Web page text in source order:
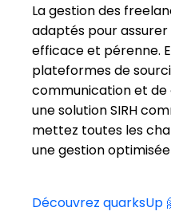
La gestion des
adaptés pour
efficace et pérenne.
plateformes de
communication et
une solution SIRH
mettez toutes les
une gestion
Découvrez quarksUp